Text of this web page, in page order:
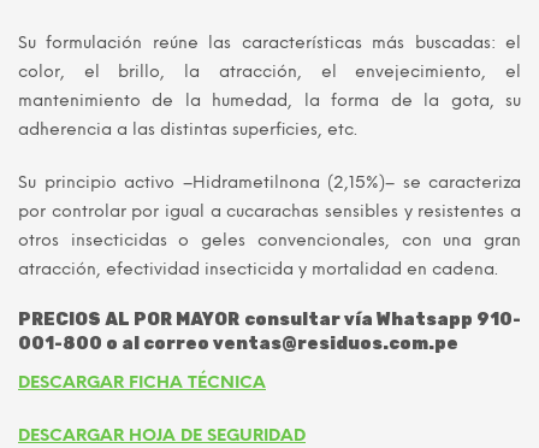
Su formulación reúne las características más buscadas: el
color, el brillo, la atracción, el envejecimiento, el
mantenimiento de la humedad, la forma de la gota, su
adherencia a las distintas superficies, etc.
Su principio activo –Hidrametilnona (2,15%)– se caracteriza
por controlar por igual a cucarachas sensibles y resistentes a
otros insecticidas o geles convencionales, con una gran
atracción, efectividad insecticida y mortalidad en cadena.
PRECIOS AL POR MAYOR consultar vía Whatsapp 910-
001-800 o al correo ventas@residuos.com.pe
DESCARGAR FICHA TÉCNICA
DESCARGAR HOJA DE SEGURIDAD